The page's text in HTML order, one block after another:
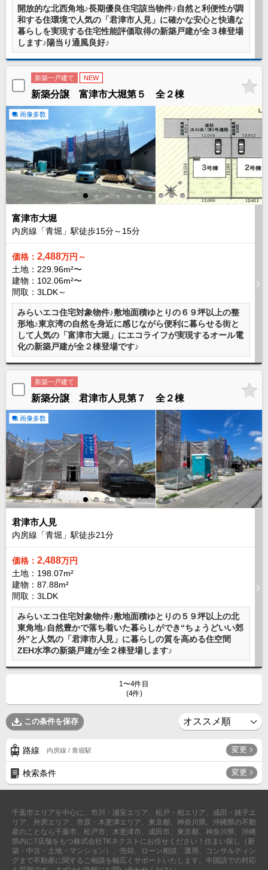
開放的な北西角地♪長期優良住宅該当物件♪自然と利便性が調
和する住環境で人気の「君津市人見」に確かな安心と快適な
暮らしを実現する住宅性能評価取得の新築戸建が全３棟登場
します♪陽当り通風良好♪
新築一戸建て NEW
新築分譲 富津市大堀第５ 全２棟
画像多数
富津市大堀
内房線「青堀」駅徒歩15分～ 15分
価格： 2,488万円～
土地：229.96m²〜
建物：102.06m²〜
間取：3LDK～
みらいエコ住宅対象物件♪敷地面積ゆとりの６９坪以上の整
形地♪東京湾の自然を身近に感じながら便利に暮らせる街と
して人気の「富津市大堀」にエコライフが実現するオール電
化の新築戸建が全２棟登場です♪
新築一戸建て
新築分譲 君津市人見第７ 全２棟
画像多数
君津市人見
内房線「青堀」駅徒歩21分
価格： 2,488万円
土地：198.07m²
建物：87.88m²
間取：3LDK
みらいエコ住宅対象物件♪敷地面積ゆとりの５９坪以上の北
東角地♪自然豊かで落ち着いた暮らしができ“ちょうどいい郊
外”と人気の「君津市人見」に暮らしの質を高める住空間
ZEH水準の新築戸建が全２棟登場します♪
1〜4件目
(4件)
この条件を保存
路線 内房線 / 青堀駅 変更
検索条件 変更
千葉市エリアを中心に、市川・浦安エリア、松戸・柏エリア、成田・銚子エ
リア、外房エリア、市原・木更津エリア、東京都、神奈川県、沖縄県の不動
産のことなら千葉市、松戸市、木更津市、成田市、東京都、神奈川県、沖縄
県内に7店舗をもつ株式会社TKネクストにお任せください！住まい探し（新
築・中古・土地・マンション）、売却、ローン相談、運用、コンサルティン
グまで不動産に関するご相談を幅広くサポートいたします。中国語での対応
松戸･柏方面エリア
松戸･柏方面エリアの新築一戸建
松戸･柏方面エリアの中古一戸建
松戸･柏方面エリアのマンション
松戸･柏方面エリアの土地
成田･銚子方面エリア
成田･銚子方面エリアの新築一戸建
成田･銚子方面エリアの中古一戸建
成田･銚子方面エリアのマンション
成田･銚子方面エリアの土地
四街道･佐倉･八千代方面エリア
四街道･佐倉･八千代方面エリアの新築一戸建
四街道･佐倉･八千代方面エリアの中古一戸建
四街道･佐倉･八千代方面エリアのマンション
四街道･佐倉･八千代方面エリアの土地
船橋･市川･浦安方面エリア
船橋･市川･浦安方面エリアの新築一戸建
船橋･市川･浦安方面エリアの土地
千葉市エリア
千葉市エリアの新築一戸建
千葉市エリアの中古一戸建
千葉市エリアのマンション
千葉市エリアの土地
外房エリア
外房エリアの新築一戸建
外房エリアの中古一戸建
外房エリアのマンション
外房エリアの土地
内房エリア
内房エリアの中古一戸建
内房エリアのマンション
内房エリアの土地
東京全域エリア
東京全域エリアの新築一戸建
東京全域エリアの中古一戸建
東京全域エリアのマンション
東京全域エリアの土地
神奈川全域エリア
神奈川全域エリアの新築一戸建
神奈川全域エリアの中古一戸建
神奈川全域エリアのマンション
神奈川全域エリアの土地
沖縄全域エリア
沖縄全域エリアの新築一戸建
沖縄全域エリアの中古一戸建
沖縄全域エリアのマンション
沖縄全域エリアの土地
全店舗営業社員募集！